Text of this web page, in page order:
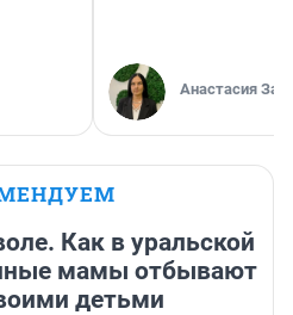
Анастасия
Как в уральской
мамы отбывают
детьми